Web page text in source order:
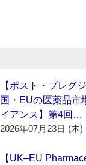
【ポスト・ブレグ
国・EUの医薬品市
イアンス】第4回…
2026年07月23日 (木)
【UK–EU